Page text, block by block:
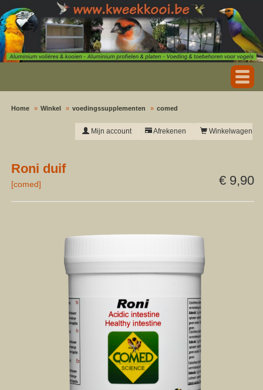
Home Winkel voedingssupplementen comed
Winkelwagen
Afrekenen
Mijn account
€ 9,90
Roni duif
[comed]